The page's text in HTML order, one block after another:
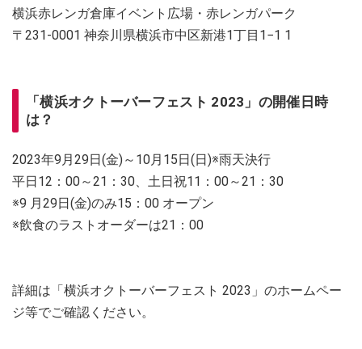
横浜赤レンガ倉庫イベント広場・赤レンガパーク
〒231-0001 神奈川県横浜市中区新港1丁目1−1 1
「横浜オクトーバーフェスト 2023」の開催日時
は？
2023年9月29日(金)～10月15日(日)※雨天決行
平日12：00～21：30、土日祝11：00～21：30
※9 月29日(金)のみ15：00 オープン
※飲食のラストオーダーは21：00
詳細は「横浜オクトーバーフェスト 2023」のホームペー
ジ等でご確認ください。